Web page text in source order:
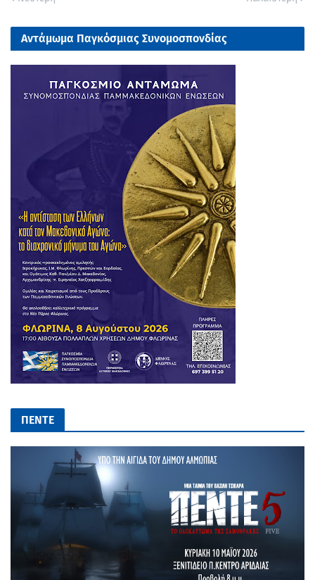
Αντάμωμα Παγκόσμιας Συνομοσπονδίας
Παμμακεδονικών Ενώσεων
ΠΕΝΤΕ